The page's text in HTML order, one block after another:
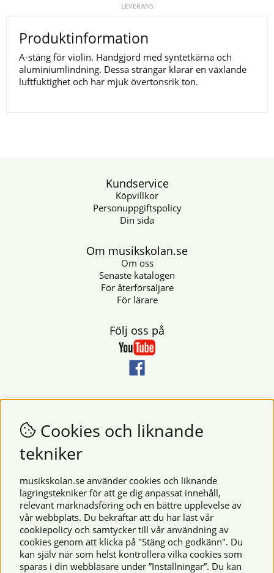
LEVERANS
Produktinformation
A-stäng för violin. Handgjord med syntetkärna och
aluminiumlindning. Dessa strängar klarar en växlande
luftfuktighet och har mjuk övertonsrik ton.
Kundservice
Köpvillkor
Personuppgiftspolicy
Din sida
Om musikskolan.se
Om oss
Senaste katalogen
För återförsäljare
För lärare
Följ oss på
Nyhetsbrev
Vill du få nyheter och erbjudanden från oss? Fyll då i din e-
postadress i fältet nedan.
Säkra betalningar
© 2026 Musikskolan. Vi använder cookies -läs mer här
Cookies och liknande
tekniker
musikskolan.se använder cookies och liknande
lagringstekniker för att ge dig anpassat innehåll,
relevant marknadsföring och en bättre upplevelse av
vår webbplats. Du bekräftar att du har läst vår
cookiepolicy och samtycker till vår användning av
cookies genom att klicka på "Stäng och godkänn". Du
kan själv när som helst kontrollera vilka cookies som
sparas i din webbläsare under ”Inställningar”. Du kan